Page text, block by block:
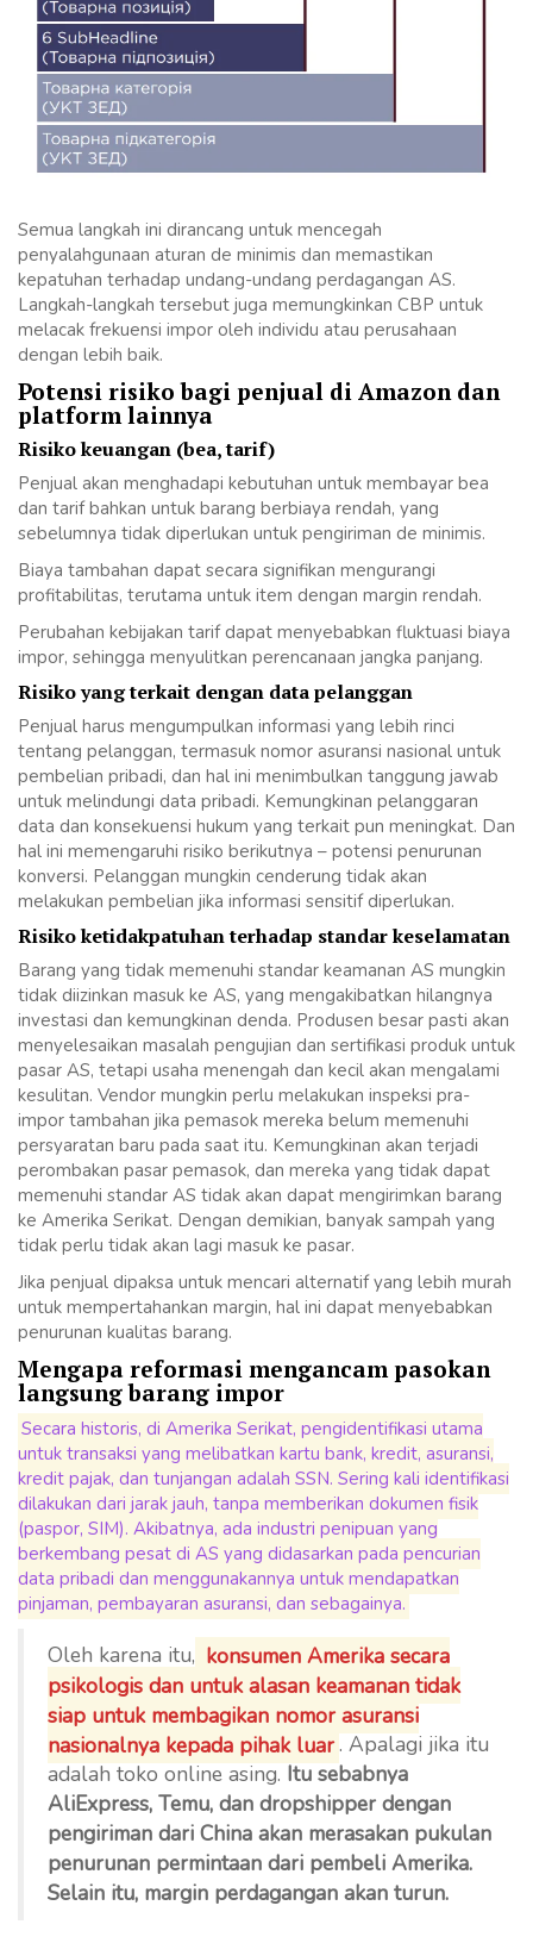
Semua langkah ini dirancang untuk mencegah
penyalahgunaan aturan de minimis dan memastikan
kepatuhan terhadap undang-undang perdagangan AS.
Langkah-langkah tersebut juga memungkinkan CBP untuk
melacak frekuensi impor oleh individu atau perusahaan
dengan lebih baik.
Potensi risiko bagi penjual di Amazon dan
platform lainnya
Risiko keuangan (bea, tarif)
Penjual akan menghadapi kebutuhan untuk membayar bea
dan tarif bahkan untuk barang berbiaya rendah, yang
sebelumnya tidak diperlukan untuk pengiriman de minimis.
Biaya tambahan dapat secara signifikan mengurangi
profitabilitas, terutama untuk item dengan margin rendah.
Perubahan kebijakan tarif dapat menyebabkan fluktuasi biaya
impor, sehingga menyulitkan perencanaan jangka panjang.
Risiko yang terkait dengan data pelanggan
Penjual harus mengumpulkan informasi yang lebih rinci
tentang pelanggan, termasuk nomor asuransi nasional untuk
pembelian pribadi, dan hal ini menimbulkan tanggung jawab
untuk melindungi data pribadi. Kemungkinan pelanggaran
data dan konsekuensi hukum yang terkait pun meningkat. Dan
hal ini memengaruhi risiko berikutnya – potensi penurunan
konversi. Pelanggan mungkin cenderung tidak akan
melakukan pembelian jika informasi sensitif diperlukan.
Risiko ketidakpatuhan terhadap standar keselamatan
Barang yang tidak memenuhi standar keamanan AS mungkin
tidak diizinkan masuk ke AS, yang mengakibatkan hilangnya
investasi dan kemungkinan denda. Produsen besar pasti akan
menyelesaikan masalah pengujian dan sertifikasi produk untuk
pasar AS, tetapi usaha menengah dan kecil akan mengalami
kesulitan. Vendor mungkin perlu melakukan inspeksi pra-
impor tambahan jika pemasok mereka belum memenuhi
persyaratan baru pada saat itu. Kemungkinan akan terjadi
perombakan pasar pemasok, dan mereka yang tidak dapat
memenuhi standar AS tidak akan dapat mengirimkan barang
ke Amerika Serikat. Dengan demikian, banyak sampah yang
tidak perlu tidak akan lagi masuk ke pasar.
Jika penjual dipaksa untuk mencari alternatif yang lebih murah
untuk mempertahankan margin, hal ini dapat menyebabkan
penurunan kualitas barang.
Mengapa reformasi mengancam pasokan
langsung barang impor
Secara historis, di Amerika Serikat, pengidentifikasi utama
untuk transaksi yang melibatkan kartu bank, kredit, asuransi,
kredit pajak, dan tunjangan adalah SSN. Sering kali identifikasi
dilakukan dari jarak jauh, tanpa memberikan dokumen fisik
(paspor, SIM). Akibatnya, ada industri penipuan yang
berkembang pesat di AS yang didasarkan pada pencurian
data pribadi dan menggunakannya untuk mendapatkan
pinjaman, pembayaran asuransi, dan sebagainya.
Oleh karena itu, konsumen Amerika secara
psikologis dan untuk alasan keamanan tidak
siap untuk membagikan nomor asuransi
nasionalnya kepada pihak luar. Apalagi jika itu
adalah toko online asing. Itu sebabnya
AliExpress, Temu, dan dropshipper dengan
pengiriman dari China akan merasakan pukulan
penurunan permintaan dari pembeli Amerika.
Selain itu, margin perdagangan akan turun.